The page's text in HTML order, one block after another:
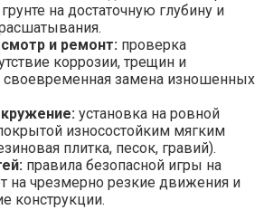
на достаточную глубину и
и ремонт: проверка
коррозии, трещин и
замена изношенных
установка на ровной
износостойким мягким
плитка, песок, гравий).
правила безопасной игры на
на чрезмерно резкие движения и
конструкции.